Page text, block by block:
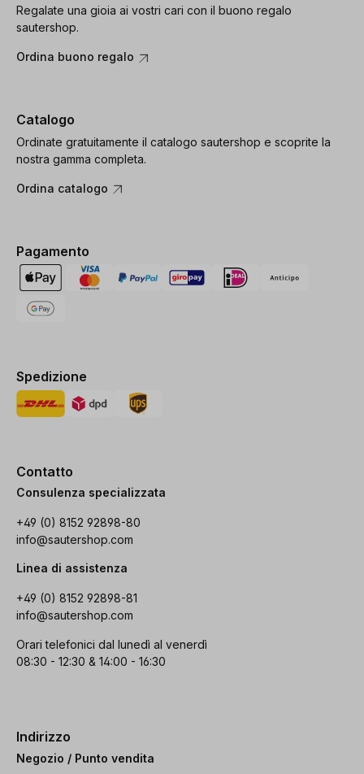
Regalate una gioia ai vostri cari con il buono regalo
sautershop.
Ordina buono regalo
Catalogo
Ordinate gratuitamente il catalogo sautershop e scoprite la
nostra gamma completa.
Ordina catalogo
Pagamento
Spedizione
Contatto
Consulenza specializzata
+49 (0) 8152 92898-80
info@sautershop.com
Linea di assistenza
+49 (0) 8152 92898-81
info@sautershop.com
Orari telefonici dal lunedì al venerdì
08:30 - 12:30 & 14:00 - 16:30
Indirizzo
Negozio / Punto vendita